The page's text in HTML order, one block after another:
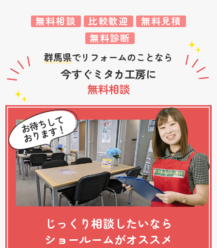
無料相談 比較歓迎
無料見積
無料診断
群馬県でリフォームのことなら
今すぐミタカ工房に
無料相談
じっくり相談したいなら
ショールームがオススメ